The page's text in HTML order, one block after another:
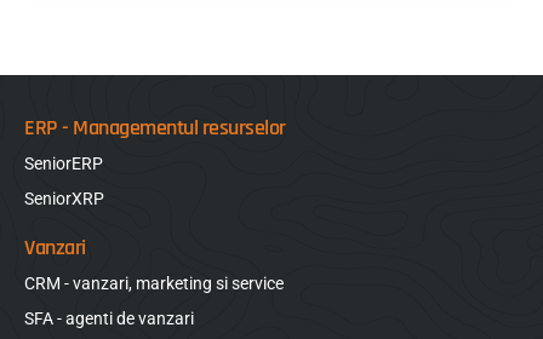
ERP - Managementul resurselor
SeniorERP
SeniorXRP
Vanzari
CRM - vanzari, marketing si service
SFA - agenti de vanzari